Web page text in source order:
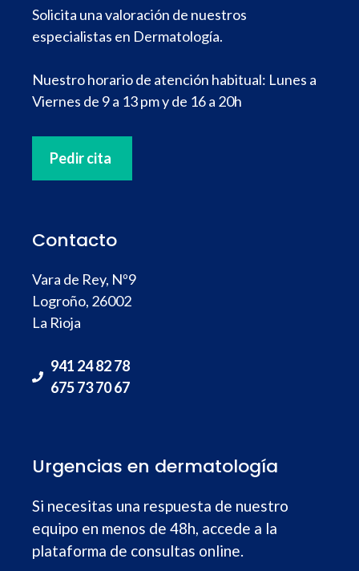
Solicita una valoración de nuestros
especialistas en Dermatología.
Nuestro horario de atención habitual: Lunes a
Viernes de 9 a 13 pm y de 16 a 20h
Pedir cita
Contacto
Vara de Rey, Nº9
Logroño, 26002
La Rioja
941 24 82 78
675 73 70 67
Urgencias en dermatología
Si necesitas una respuesta de nuestro
equipo en menos de 48h, accede a la
plataforma de consultas online.